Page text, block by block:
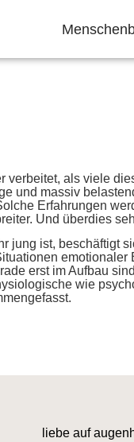
als viele
und massiv
Erfahrungen
Und überdies
jung ist, beschäftigt
erst im Aufbau
wie
liebe auf